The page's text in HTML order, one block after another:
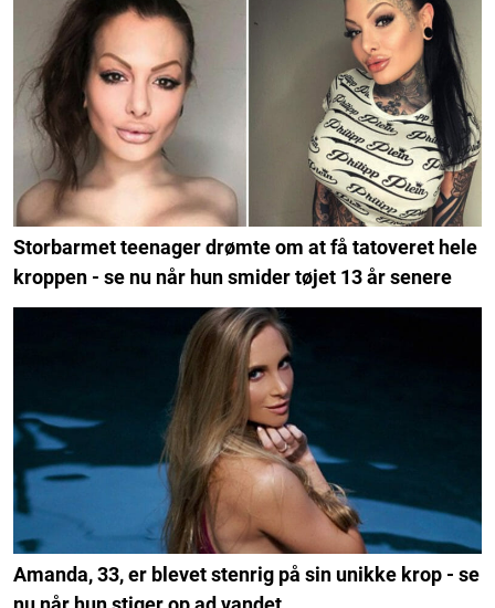
Storbarmet teenager drømte om at få tatoveret hele
kroppen - se nu når hun smider tøjet 13 år senere
Amanda, 33, er blevet stenrig på sin unikke krop - se